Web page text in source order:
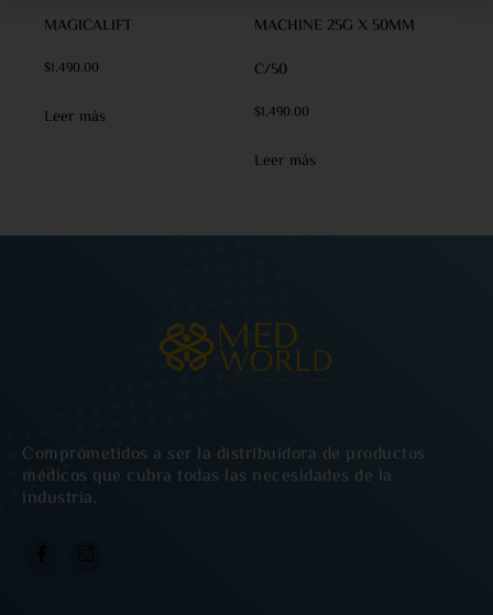
MAGICALIFT
$1,490.00
Leer más
MACHINE 25G X 50MM
C/50
$1,490.00
Leer más
Comprometidos a ser la distribuidora de productos
médicos que cubra todas las necesidades de la
industria.